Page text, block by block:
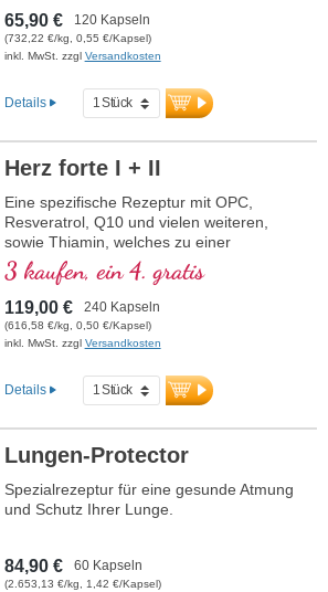
65,90 € 120 Kapseln
(732,22 €/kg, 0,55 €/Kapsel)
inkl. MwSt. zzgl Versandkosten
Details
Herz forte I + II
Eine spezifische Rezeptur mit OPC,
Resveratrol, Q10 und vielen weiteren,
sowie Thiamin, welches zu einer
normalen Herzfunktion beiträgt. (Rezeptur
1 und Rezeptur 2)
3 kaufen, ein 4. gratis
119,00 € 240 Kapseln
(616,58 €/kg, 0,50 €/Kapsel)
inkl. MwSt. zzgl Versandkosten
Details
Lungen-Protector
Spezialrezeptur für eine gesunde Atmung
und Schutz Ihrer Lunge.
84,90 € 60 Kapseln
(2.653,13 €/kg, 1,42 €/Kapsel)